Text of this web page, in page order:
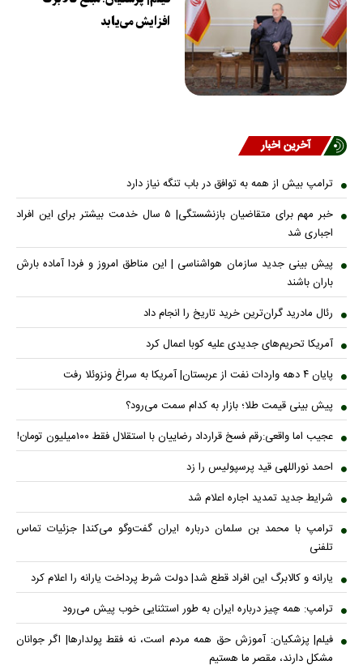
افزایش می‌یابد
آخرین اخبار
ترامپ بیش از همه به توافق در باب تنگه نیاز دارد
خبر مهم برای متقاضیان بازنشستگی| ۵ سال خدمت بیشتر برای این افراد
اجباری شد
پیش بینی جدید سازمان هواشناسی | این مناطق امروز و فردا آماده بارش
باران باشند
رئال مادرید گران‌ترین خرید تاریخ را انجام داد
آمریکا تحریم‌های جدیدی علیه کوبا اعمال کرد
پایان ۴ دهه واردات نفت از عربستان| آمریکا به سراغ ونزوئلا رفت
پیش بینی قیمت طلا؛ بازار به کدام سمت می‌رود؟
عجیب اما واقعی:رقم فسخ قرارداد رضاییان با استقلال فقط ۱۰۰میلیون تومان!
احمد نوراللهی قید پرسپولیس را زد
شرایط جدید تمدید اجاره اعلام شد
ترامپ با محمد بن سلمان درباره ایران گفت‌وگو می‌کند| جزئیات تماس
تلفنی
یارانه و کالابرگ این افراد قطع شد| دولت شرط پرداخت یارانه را اعلام کرد
ترامپ: همه چیز درباره ایران به طور استثنایی خوب پیش می‌رود
فیلم| پزشکیان: آموزش حق همه مردم است، نه فقط پولدارها| اگر جوانان
مشکل دارند، مقصر ما هستیم